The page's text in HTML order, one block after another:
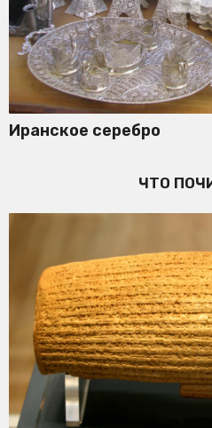
Иранское серебро
ЧТО